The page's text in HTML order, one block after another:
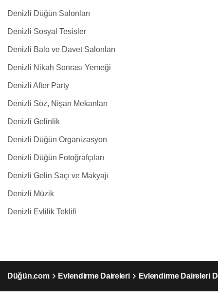
Denizli Düğün Salonları
Denizli Sosyal Tesisler
Denizli Balo ve Davet Salonları
Denizli Nikah Sonrası Yemeği
Denizli After Party
Denizli Söz, Nişan Mekanları
Denizli Gelinlik
Denizli Düğün Organizasyon
Denizli Düğün Fotoğrafçıları
Denizli Gelin Saçı ve Makyajı
Denizli Müzik
Denizli Evlilik Teklifi
Düğün.com Evlendirme Daireleri Evlendirme Daireleri